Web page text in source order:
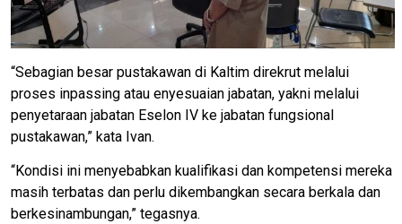
“Sebagian besar pustakawan di Kaltim direkrut melalui
proses inpassing atau enyesuaian jabatan, yakni melalui
penyetaraan jabatan Eselon IV ke jabatan fungsional
pustakawan,” kata Ivan.
“Kondisi ini menyebabkan kualifikasi dan kompetensi mereka
masih terbatas dan perlu dikembangkan secara berkala dan
berkesinambungan,” tegasnya.